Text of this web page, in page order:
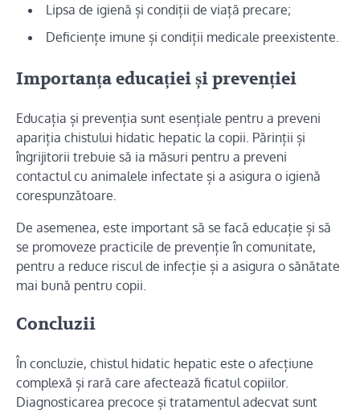
Lipsa de igienă și condiții de viață precare;
Deficiențe imune și condiții medicale preexistente.
Importanța educației și prevenției
Educația și prevenția sunt esențiale pentru a preveni
apariția chistului hidatic hepatic la copii. Părinții și
îngrijitorii trebuie să ia măsuri pentru a preveni
contactul cu animalele infectate și a asigura o igienă
corespunzătoare.
De asemenea, este important să se facă educație și să
se promoveze practicile de prevenție în comunitate,
pentru a reduce riscul de infecție și a asigura o sănătate
mai bună pentru copii.
Concluzii
În concluzie, chistul hidatic hepatic este o afecțiune
complexă și rară care afectează ficatul copiilor.
Diagnosticarea precoce și tratamentul adecvat sunt